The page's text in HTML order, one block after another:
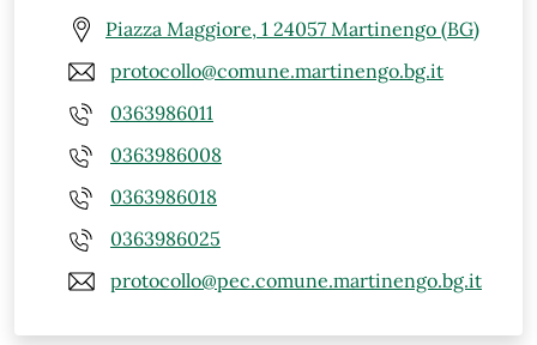
Piazza Maggiore, 1 24057 Martinengo (BG)
protocollo@comune.martinengo.bg.it
0363986011
0363986008
0363986018
0363986025
protocollo@pec.comune.martinengo.bg.it